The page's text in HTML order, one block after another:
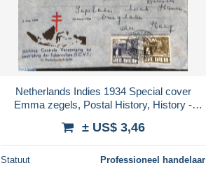
Netherlands Indies 1934 Special cover
Emma zegels, Postal History, History -
± US$ 3,46
Statuut Professioneel handelaar